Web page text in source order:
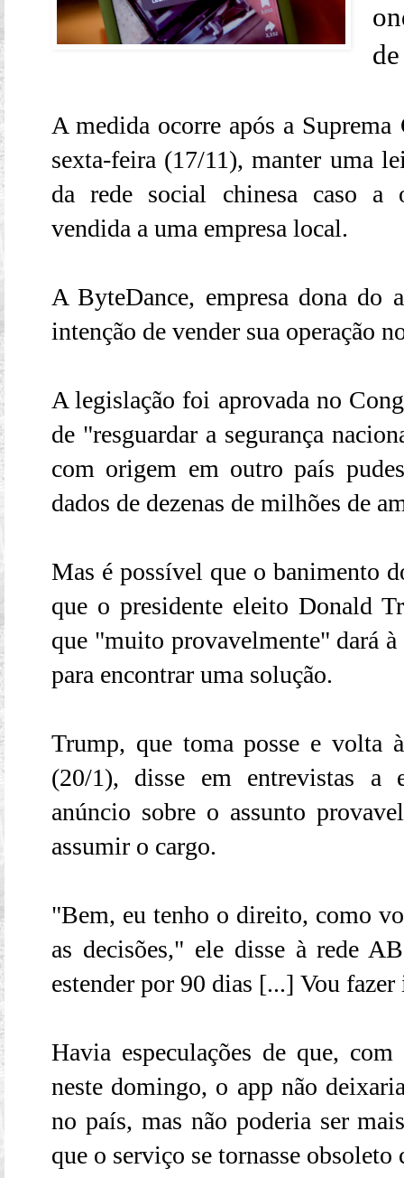
A medida ocorre após a
sexta-feira (17/11), manter uma
da rede social chinesa caso a
vendida a uma empresa local.
A ByteDance, empresa dona do
intenção de vender sua operação
A legislação foi aprovada no
de "resguardar a segurança
com origem em outro país
dados de dezenas de milhões de
Mas é possível que o banimento
que o presidente eleito Donald
que "muito provavelmente" dará
para encontrar uma solução.
Trump, que toma posse e volta
(20/1), disse em entrevistas a
anúncio sobre o assunto
assumir o cargo.
"Bem, eu tenho o direito, como
as decisões," ele disse à rede
estender por 90 dias [...] Vou
Havia especulações de que,
neste domingo, o app não
no país, mas não poderia ser
que o serviço se tornasse obsoleto